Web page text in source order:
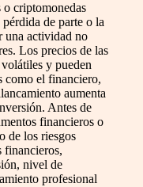
criptomonedas
de parte o la
una actividad no
Los precios de las
y pueden
como el financiero,
aumenta
Antes de
financieros o
de los riesgos
financieros,
nivel de
profesional